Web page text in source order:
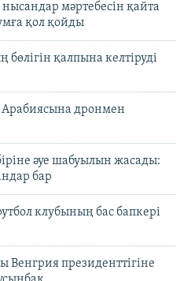
мәртебесін қайта
қол қойды
қалпына келтіруді
Арабиясына дронмен
әуе шабуылын жасады:
бар
клубының бас бапкері
Венгрия президенттігіне